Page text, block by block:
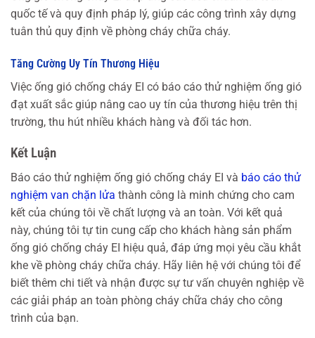
quốc tế và quy định pháp lý, giúp các công trình xây dựng
tuân thủ quy định về phòng cháy chữa cháy.
Tăng Cường Uy Tín Thương Hiệu
Việc ống gió chống cháy EI có báo cáo thử nghiệm ống gió
đạt xuất sắc giúp nâng cao uy tín của thương hiệu trên thị
trường, thu hút nhiều khách hàng và đối tác hơn.
Kết Luận
Báo cáo thử nghiệm ống gió chống cháy EI và báo cáo thử
nghiệm van chặn lửa thành công là minh chứng cho cam
kết của chúng tôi về chất lượng và an toàn. Với kết quả
này, chúng tôi tự tin cung cấp cho khách hàng sản phẩm
ống gió chống cháy EI hiệu quả, đáp ứng mọi yêu cầu khắt
khe về phòng cháy chữa cháy. Hãy liên hệ với chúng tôi để
biết thêm chi tiết và nhận được sự tư vấn chuyên nghiệp về
các giải pháp an toàn phòng cháy chữa cháy cho công
trình của bạn.